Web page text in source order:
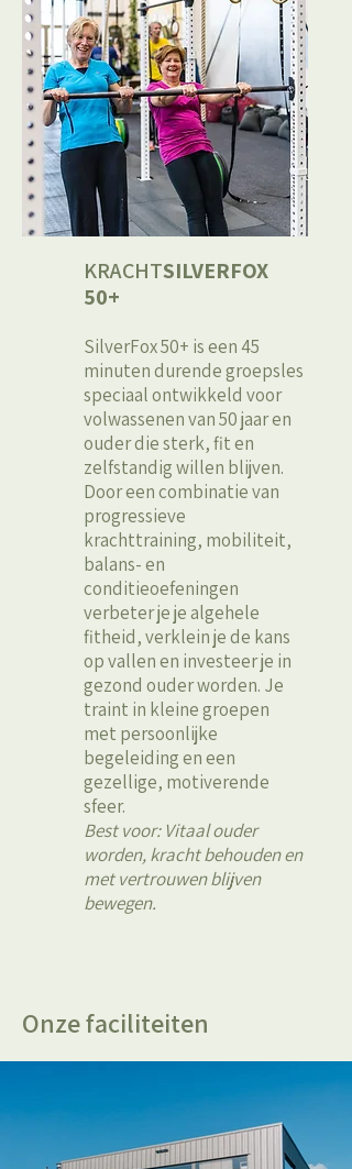
KRACHTSILVERFOX
50+
SilverFox 50+ is een 45
minuten durende groepsles
speciaal ontwikkeld voor
volwassenen van 50 jaar en
ouder die sterk, fit en
zelfstandig willen blijven.
Door een combinatie van
progressieve
krachttraining, mobiliteit,
balans- en
conditieoefeningen
verbeter je je algehele
fitheid, verklein je de kans
op vallen en investeer je in
gezond ouder worden. Je
traint in kleine groepen
met persoonlijke
begeleiding en een
gezellige, motiverende
sfeer.
Best voor: Vitaal ouder
worden, kracht behouden en
met vertrouwen blijven
bewegen.
Onze faciliteiten